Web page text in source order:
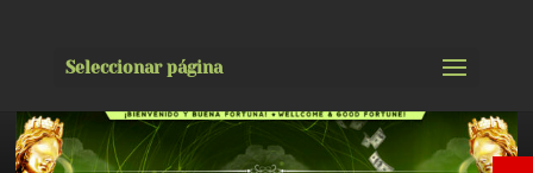
Seleccionar página